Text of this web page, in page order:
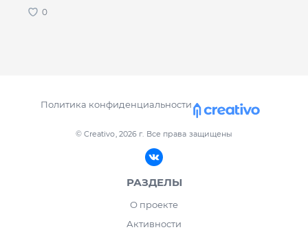
© Creativo, 2026 г. Все права защищены
Политика конфиденциальности
РАЗДЕЛЫ
О проекте
Активности